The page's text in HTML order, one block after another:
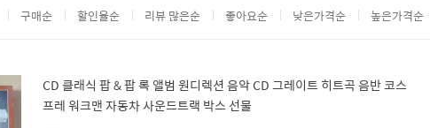
구매순 할인율순 리뷰 많은순 좋아요순 낮은가격순 높은가격순
CD 클래식 팝 & 팝 록 앨범 원디렉션 음악 CD 그레이트 히트곡 음반 코스
프레 워크맨 자동차 사운드트랙 박스 선물